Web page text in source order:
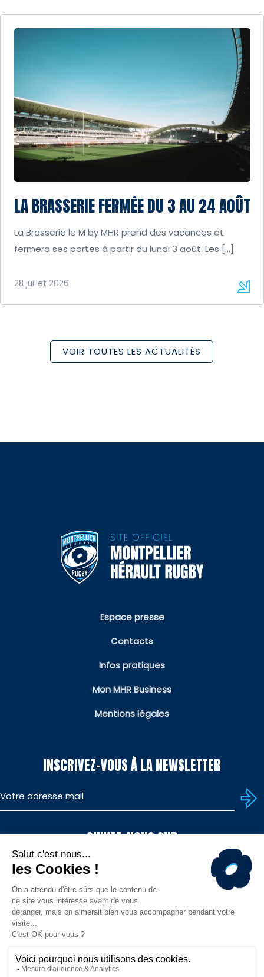
LA BRASSERIE FERMÉE DU 3 AU 24 AOÛT
La Brasserie le M by MHR prend des vacances et
fermera ses portes à partir du lundi 3 août. Les […]
28 juillet 2026
VOIR TOUTES LES ACTUALITÉS
Espace presse
Contacts
Infos pratiques
Mon MHR Business
Mentions légales
INSCRIVEZ-VOUS À LA NEWSLETTER
SUIVEZ-NOUS SUR
TÉLÉCHARGEZ L'APP